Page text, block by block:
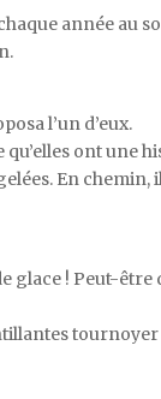
année au
l’un d’eux.
ont une
En
! Peut-être